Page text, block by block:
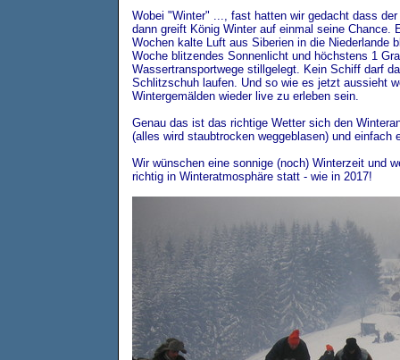
Wobei "Winter" ..., fast hatten wir gedacht dass
dann greift König Winter auf einmal seine
Wochen kalte Luft aus Siberien in die Niederlande
Woche blitzendes Sonnenlicht und höchstens 1
Wassertransportwege stillgelegt. Kein Schiff darf
Schlitzschuh laufen. Und so wie es jetzt aussieht
Wintergemälden wieder live zu erleben sein.
Genau das ist das richtige Wetter sich den
(alles wird staubtrocken weggeblasen) und einfach
Wir wünschen eine sonnige (noch) Winterzeit und
richtig in Winteratmosphäre statt - wie in 2017!